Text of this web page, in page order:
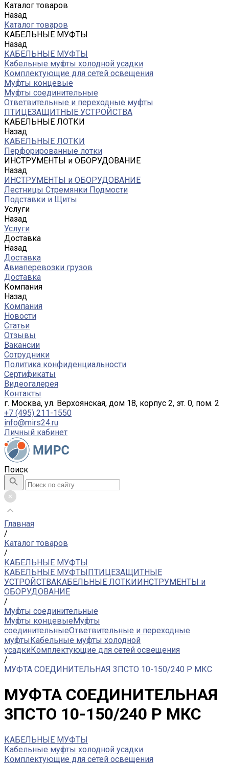
Каталог товаров
Назад
Каталог товаров
КАБЕЛЬНЫЕ МУФТЫ
Назад
КАБЕЛЬНЫЕ МУФТЫ
Кабельные муфты холодной усадки
Комплектующие для сетей освещения
Муфты концевые
Муфты соединительные
Ответвительные и переходные муфты
ПТИЦЕЗАЩИТНЫЕ УСТРОЙСТВА
КАБЕЛЬНЫЕ ЛОТКИ
Назад
КАБЕЛЬНЫЕ ЛОТКИ
Перфорированные лотки
ИНСТРУМЕНТЫ и ОБОРУДОВАНИЕ
Назад
ИНСТРУМЕНТЫ и ОБОРУДОВАНИЕ
Лестницы Стремянки Подмости
Подставки и Щиты
Услуги
Назад
Услуги
Доставка
Назад
Доставка
Авиаперевозки грузов
Доставка
Компания
Назад
Компания
Новости
Статьи
Отзывы
Вакансии
Сотрудники
Политика конфиденциальности
Сертификаты
Видеогалерея
Контакты
г. Москва, ул. Верхоянская, дом 18, корпус 2, эт. 0, пом. 2
+7 (495) 211-1550
info@mirs24.ru
Личный кабинет
Поиск
Главная
/
Каталог товаров
/
КАБЕЛЬНЫЕ МУФТЫ
КАБЕЛЬНЫЕ МУФТЫПТИЦЕЗАЩИТНЫЕ
УСТРОЙСТВАКАБЕЛЬНЫЕ ЛОТКИИНСТРУМЕНТЫ и
ОБОРУДОВАНИЕ
/
Муфты соединительные
Муфты концевыеМуфты
соединительныеОтветвительные и переходные
муфтыКабельные муфты холодной
усадкиКомплектующие для сетей освещения
/
МУФТА СОЕДИНИТЕЛЬНАЯ 3ПСТО 10-150/240 Р МКС
МУФТА СОЕДИНИТЕЛЬНАЯ
3ПСТО 10-150/240 Р МКС
КАБЕЛЬНЫЕ МУФТЫ
Кабельные муфты холодной усадки
Комплектующие для сетей освещения